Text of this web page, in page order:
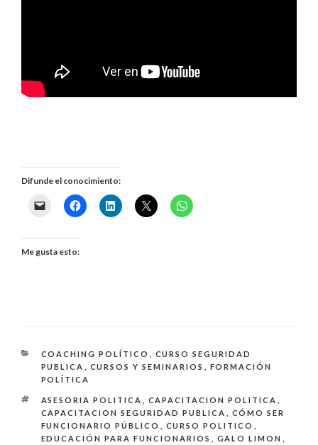
Difunde el conocimiento:
Me gusta esto:
CATEGORÍAS
COACHING POLÍTICO
CURSO SEGURIDAD
PUBLICA
CURSOS Y SEMINARIOS
FORMACIÓN
POLÍTICA
ETIQUETAS
ASESORIA POLITICA CAPACITACION POLITICA
CAPACITACION SEGURIDAD PUBLICA
CÓMO SER
FUNCIONARIO PÚBLICO
CURSO POLITICO
EDUCACIÓN PARA FUNCIONARIOS
GALO LIMON